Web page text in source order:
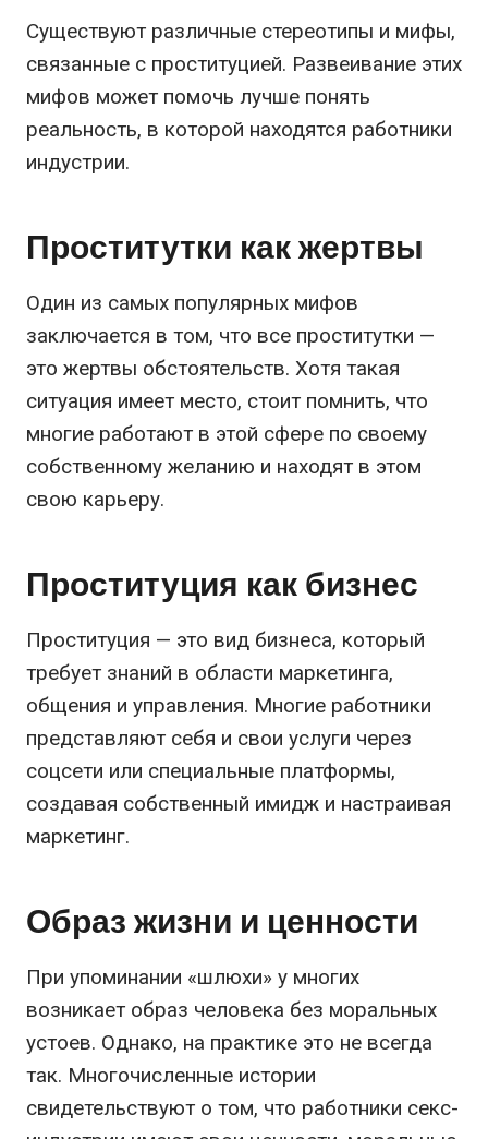
Существуют различные стереотипы и мифы,
связанные с проституцией. Развеивание этих
мифов может помочь лучше понять
реальность, в которой находятся работники
индустрии.
Проститутки как жертвы
Один из самых популярных мифов
заключается в том, что все проститутки —
это жертвы обстоятельств. Хотя такая
ситуация имеет место, стоит помнить, что
многие работают в этой сфере по своему
собственному желанию и находят в этом
свою карьеру.
Проституция как бизнес
Проституция — это вид бизнеса, который
требует знаний в области маркетинга,
общения и управления. Многие работники
представляют себя и свои услуги через
соцсети или специальные платформы,
создавая собственный имидж и настраивая
маркетинг.
Образ жизни и ценности
При упоминании «шлюхи» у многих
возникает образ человека без моральных
устоев. Однако, на практике это не всегда
так. Многочисленные истории
свидетельствуют о том, что работники секс-